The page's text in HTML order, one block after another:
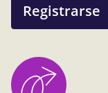
Registrarse